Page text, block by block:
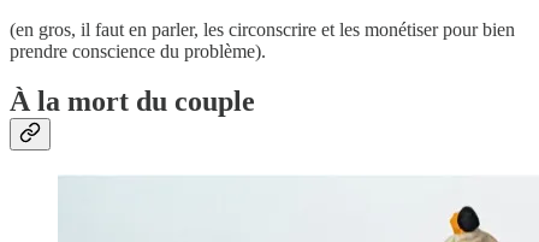
(en gros, il faut en parler, les circonscrire et les monétiser pour bien
prendre conscience du problème).
À la mort du couple